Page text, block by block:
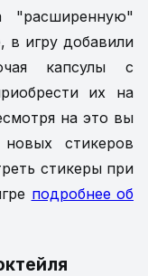
в игру добавили
капсулы с
их на
на это вы
стикеров
стикеры при
подробнее об